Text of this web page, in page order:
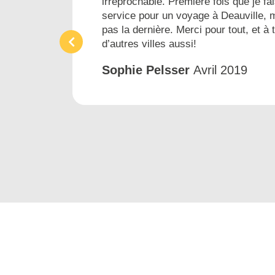
service pour un voyage à Deauville,
pas la dernière. Merci pour tout, et à
d’autres villes aussi!
Sophie Pelsser Avril 2019